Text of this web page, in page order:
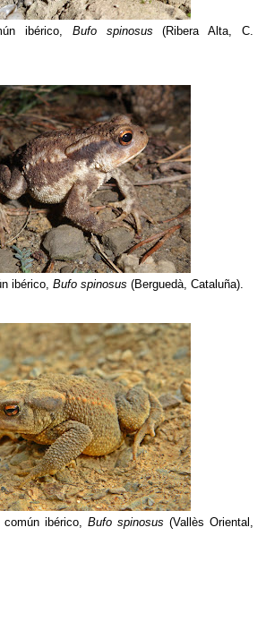
ibérico, Bufo spinosus (Ribera Alta, C.
ibérico, Bufo spinosus (Berguedà, Cataluña).
ibérico, Bufo spinosus (Vallès Oriental,